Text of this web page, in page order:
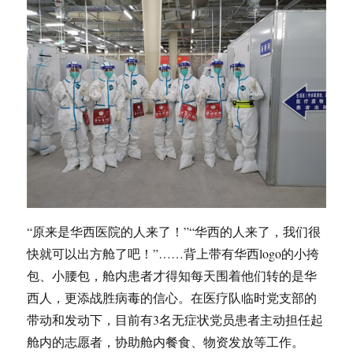
“原来是华西医院的人来了！”“华西的人来了，我们很
快就可以出方舱了吧！”……背上带有华西logo的小挎
包、小腰包，舱内患者才得知每天围着他们转的是华
西人，更添战胜病毒的信心。在医疗队临时党支部的
带动和发动下，目前有3名无症状党员患者主动担任起
舱内的志愿者，协助舱内餐食、物资发放等工作。